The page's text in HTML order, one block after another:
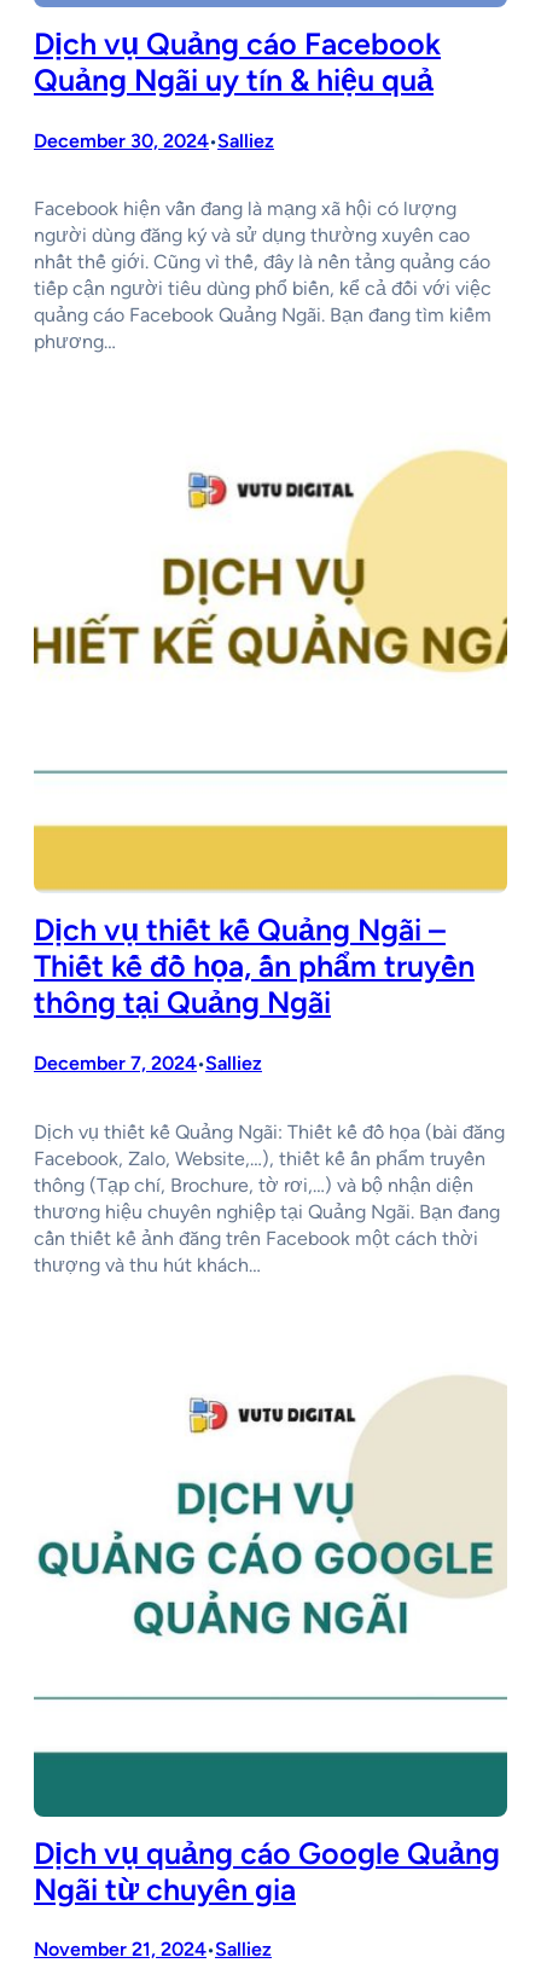
Dịch vụ Quảng cáo Facebook
Quảng Ngãi uy tín & hiệu quả
December 30, 2024•Salliez
Facebook hiện vẫn đang là mạng xã hội có lượng
người dùng đăng ký và sử dụng thường xuyên cao
nhất thế giới. Cũng vì thế, đây là nền tảng quảng cáo
tiếp cận người tiêu dùng phổ biến, kể cả đối với việc
quảng cáo Facebook Quảng Ngãi. Bạn đang tìm kiếm
phương…
Dịch vụ thiết kế Quảng Ngãi –
Thiết kế đồ họa, ấn phẩm truyền
thông tại Quảng Ngãi
December 7, 2024•Salliez
Dịch vụ thiết kế Quảng Ngãi: Thiết kế đồ họa (bài đăng
Facebook, Zalo, Website,…), thiết kế ấn phẩm truyền
thông (Tạp chí, Brochure, tờ rơi,…) và bộ nhận diện
thương hiệu chuyên nghiệp tại Quảng Ngãi. Bạn đang
cần thiết kế ảnh đăng trên Facebook một cách thời
thượng và thu hút khách…
Dịch vụ quảng cáo Google Quảng
Ngãi từ chuyên gia
November 21, 2024•Salliez